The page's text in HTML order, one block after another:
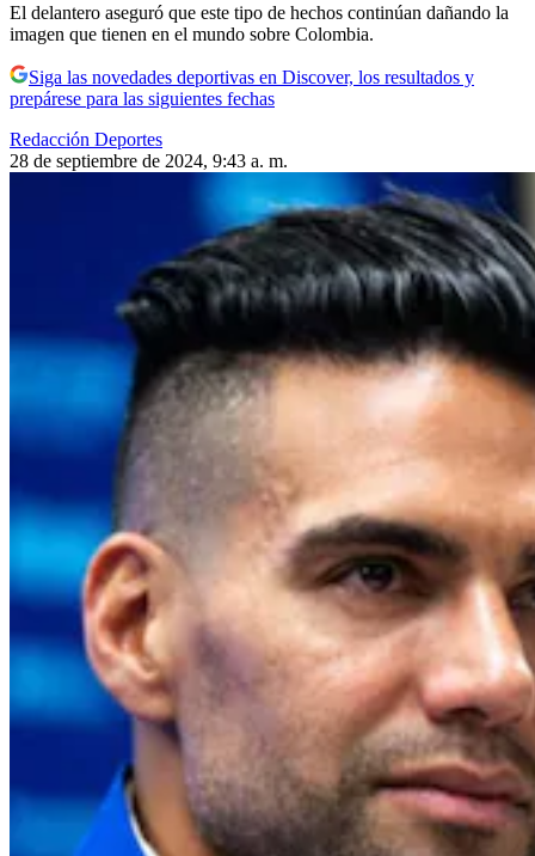
El delantero aseguró que este tipo de hechos continúan dañando la
imagen que tienen en el mundo sobre Colombia.
Siga las novedades deportivas en Discover, los resultados y
prepárese para las siguientes fechas
Redacción Deportes
28 de septiembre de 2024, 9:43 a. m.